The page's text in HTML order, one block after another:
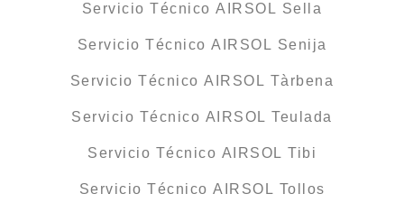
Servicio Técnico AIRSOL Sella
Servicio Técnico AIRSOL Senija
Servicio Técnico AIRSOL Tàrbena
Servicio Técnico AIRSOL Teulada
Servicio Técnico AIRSOL Tibi
Servicio Técnico AIRSOL Tollos